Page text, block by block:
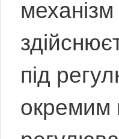
механізм
під
окремим